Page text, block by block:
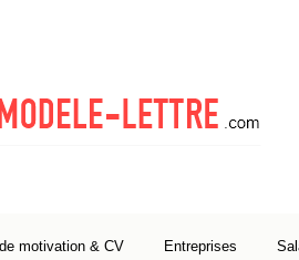
motivation & CV Entreprises